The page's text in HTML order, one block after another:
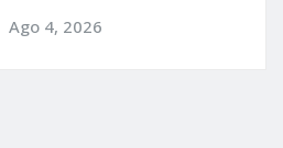
Ago 4, 2026